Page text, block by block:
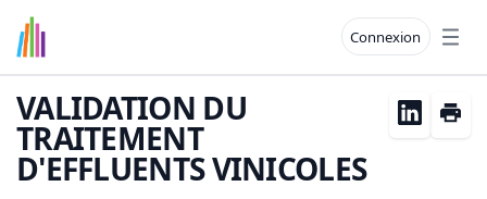
Connexion
VALIDATION DU
TRAITEMENT
D'EFFLUENTS VINICOLES